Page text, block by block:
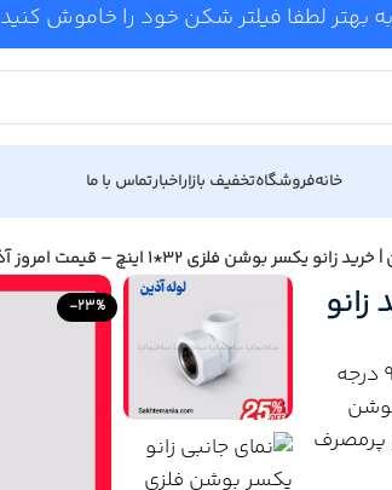
بهتر لطفا فیلتر شکن خود را خاموش کنید
خانهفروشگاهتخفیف بازاراخبارتماس با ما
-23% | خرید زانو
، اتصال تخصصی برای تغییر مسیر 90 درجه
پرمصرف